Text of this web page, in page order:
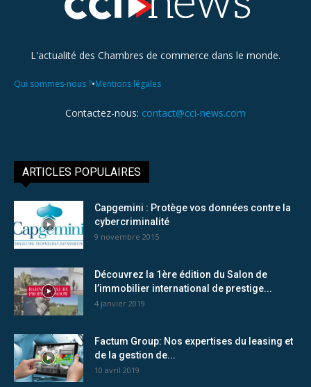
L'actualité des Chambres de commerce dans le monde.
Qui sommes-nous ?•Mentions légales
Contactez-nous: contact@cci-news.com
ARTICLES POPULAIRES
Capgemini : Protège vos données contre la
cybercriminalité
9 novembre 2015
Découvrez la 1ère édition du Salon de
l’immobilier international de prestige...
4 janvier 2019
Factum Group: Nos expertises du leasing et
de la gestion de...
10 avril 2019